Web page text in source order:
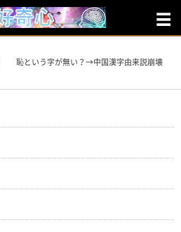
恥という字が無い？→中国漢字由来説崩壊